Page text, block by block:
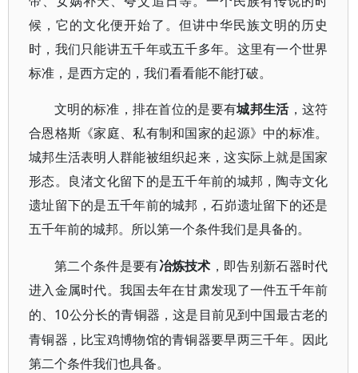
候，它的文化便开始了。但讲中华民族文明的历史
时，我们只能讲五千年或五千多年。这里有一个世界
标准，是西方定的，我们看看能不能打破。
文明的标准，排在首位的是要有城邦生活，这符
合恩格斯《家庭、私有制和国家的起源》中的标准。
城邦生活表明人群能被组织起来，这实际上就是国家
形态。良渚文化留下的是五千年前的城邦，陶寺文化
遗址留下的是五千年前的城邦，石峁遗址留下的还是
五千年前的城邦。所以第一个条件我们是具备的。
第二个条件是要有冶炼技术 ，即告别新石器时代
进入金属时代。我国去年在甘肃发现了一件五千年前
的、 10公分长的青铜器，这是目前见到中国最古老的
青铜器，比宝鸡博物馆的青铜器要早两三千年。因此
第二个条件我们也具备。